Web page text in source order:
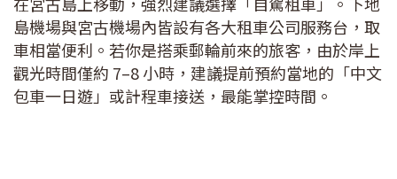
島機場與宮古機場內皆設有各大租車公司服務台，取
車相當便利。若你是搭乘郵輪前來的旅客，由於岸上
觀光時間僅約 7–8 小時，建議提前預約當地的「中文
包車一日遊」或計程車接送，最能掌控時間。